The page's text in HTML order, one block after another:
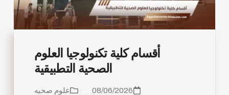
أقسام كلية تكنولوجيا العلوم
الصحية التطبيقية
08/06/2026 علوم صحيه